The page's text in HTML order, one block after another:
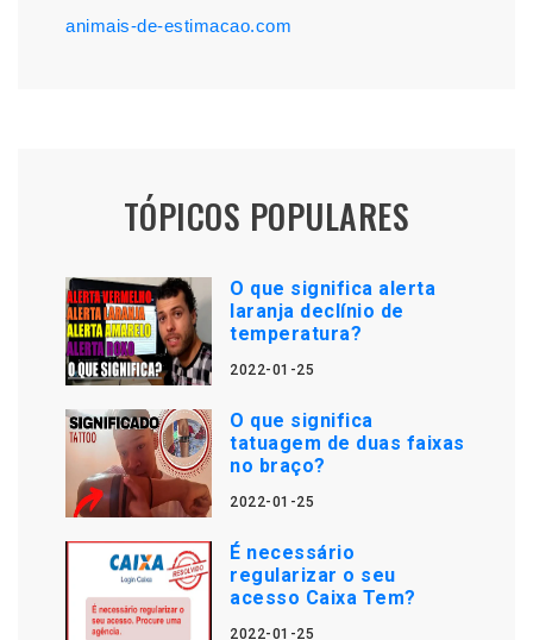
animais-de-estimacao.com
TÓPICOS POPULARES
O que significa alerta
laranja declínio de
temperatura?
2022-01-25
O que significa
tatuagem de duas faixas
no braço?
2022-01-25
É necessário
regularizar o seu
acesso Caixa Tem?
2022-01-25